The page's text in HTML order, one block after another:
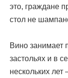
это, граждане
стол не
Вино занимает
застольях и в
нескольких